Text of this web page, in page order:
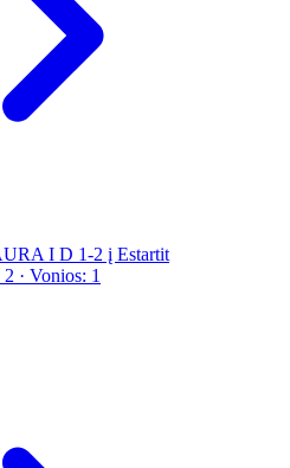
I D 1-2 į Estartit
· Vonios: 1